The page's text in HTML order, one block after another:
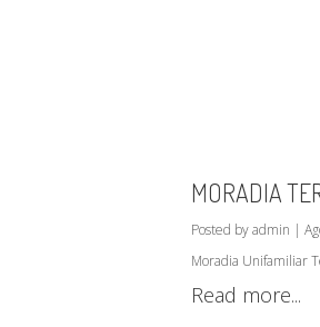
MORADIA
Posted by admin |
Moradia Unifamiliar
Read more...